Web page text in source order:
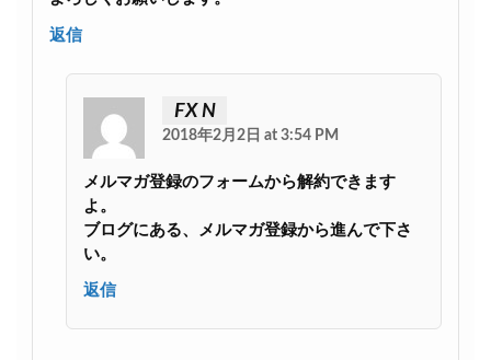
返信
FX N
2018年2月2日 at 3:54 PM
メルマガ登録のフォームから解約できます
よ。
ブログにある、メルマガ登録から進んで下さ
い。
返信